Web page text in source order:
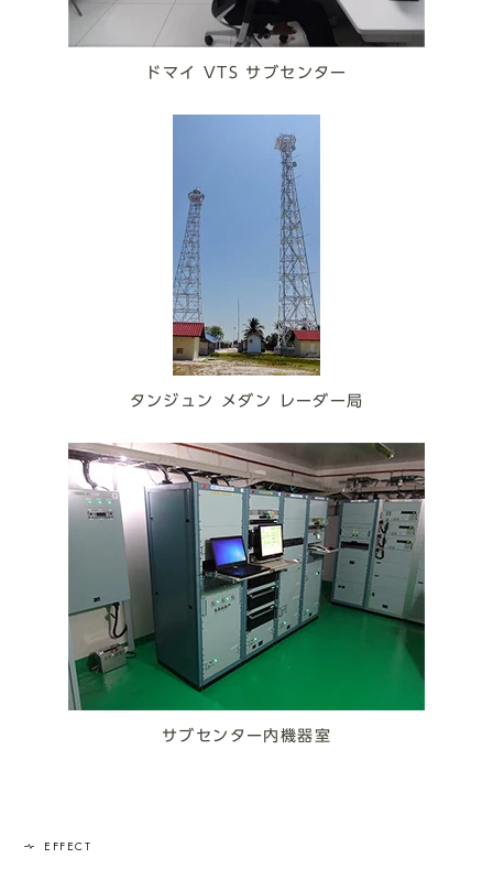
ドマイ VTS サブセンター
タンジュン メダン レーダー局
サブセンター内機器室